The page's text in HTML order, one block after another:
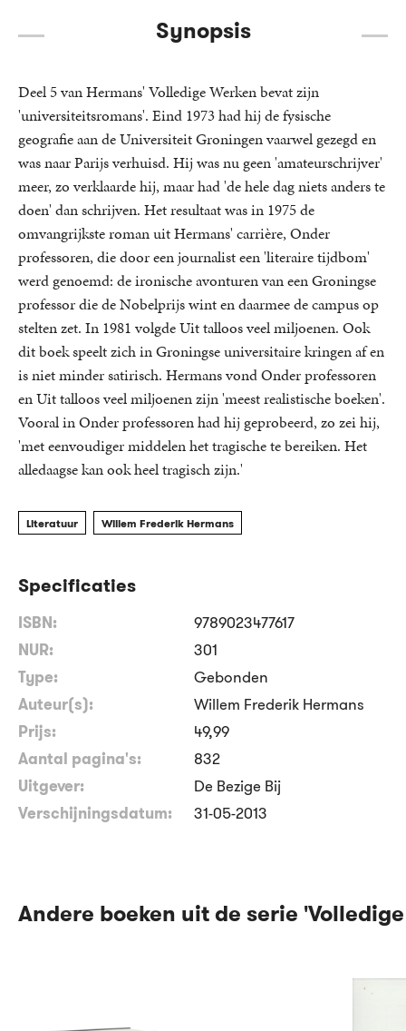
Synopsis
Deel 5 van Hermans' Volledige Werken bevat zijn
'universiteitsromans'. Eind 1973 had hij de fysische
geografie aan de Universiteit Groningen vaarwel gezegd en
was naar Parijs verhuisd. Hij was nu geen 'amateurschrijver'
meer, zo verklaarde hij, maar had 'de hele dag niets anders te
doen' dan schrijven. Het resultaat was in 1975 de
omvangrijkste roman uit Hermans' carrière, Onder
professoren, die door een journalist een 'literaire tijdbom'
werd genoemd: de ironische avonturen van een Groningse
professor die de Nobelprijs wint en daarmee de campus op
stelten zet. In 1981 volgde Uit talloos veel miljoenen. Ook
dit boek speelt zich in Groningse universitaire kringen af en
is niet minder satirisch. Hermans vond Onder professoren
en Uit talloos veel miljoenen zijn 'meest realistische boeken'.
Vooral in Onder professoren had hij geprobeerd, zo zei hij,
'met eenvoudiger middelen het tragische te bereiken. Het
alledaagse kan ook heel tragisch zijn.'
Literatuur Willem Frederik Hermans
Specificaties
ISBN:
9789023477617
NUR:
301
Type:
Gebonden
Auteur(s):
Willem Frederik Hermans
Prijs:
49,99
Aantal pagina's:
832
Uitgever:
De Bezige Bij
Verschijningsdatum:
31-05-2013
Andere boeken uit de serie